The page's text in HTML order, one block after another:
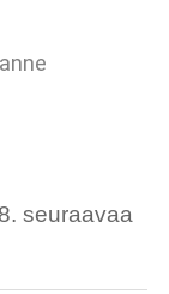
seuraavaa